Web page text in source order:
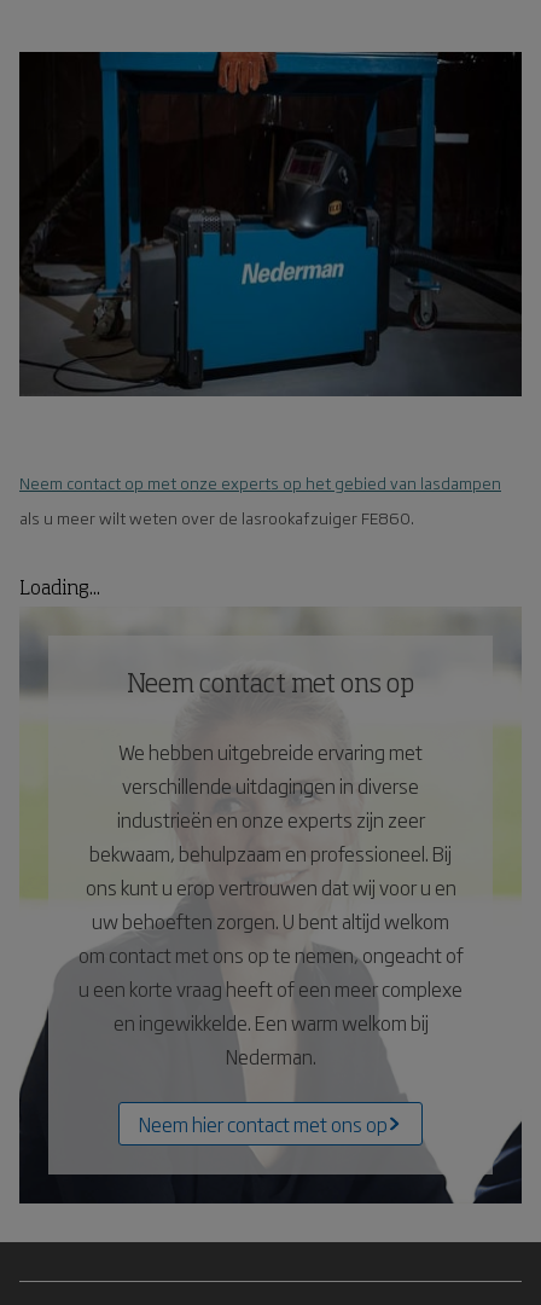
Neem contact op met onze experts op het gebied van lasdampen
als u meer wilt weten over de lasrookafzuiger FE860.
Loading...
Neem contact met ons op
We hebben uitgebreide ervaring met
verschillende uitdagingen in diverse
industrieën en onze experts zijn zeer
bekwaam, behulpzaam en professioneel. Bij
ons kunt u erop vertrouwen dat wij voor u en
uw behoeften zorgen. U bent altijd welkom
om contact met ons op te nemen, ongeacht of
u een korte vraag heeft of een meer complexe
en ingewikkelde. Een warm welkom bij
Nederman.
Neem hier contact met ons op